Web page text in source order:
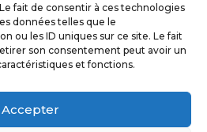
fait de consentir à ces technologies
données telles que le
ou les ID uniques sur ce site. Le fait
son consentement peut avoir un
et fonctions.
Accepter